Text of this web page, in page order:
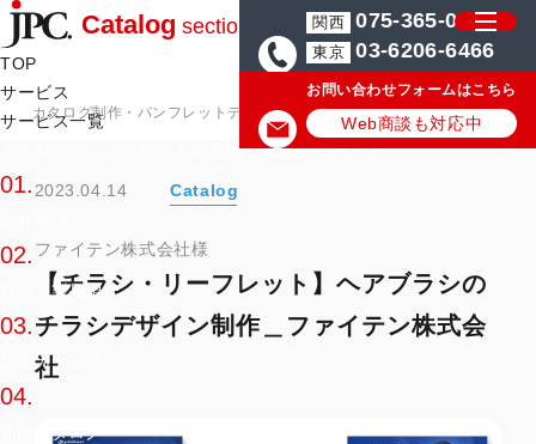
Catalog section
TOP
サービス
サービス一覧
カタログ・パンフレットの目的・用途別サービス
01.
02.
商品・製品紹介
03.
総合カタログ
04.
通販カタログ
関西 075-365-0571
東京 03-6206-6466
お問い合わせフォームはこちら
Web商談も対応中
カタログ制作・パンフレットデザイン会社はJPC カタログ・パンフレ
2023.04.14 Catalog
ファイテン株式会社様
【チラシ・リーフレット】ヘアブラシの
チラシデザイン制作＿ファイテン株式会
社